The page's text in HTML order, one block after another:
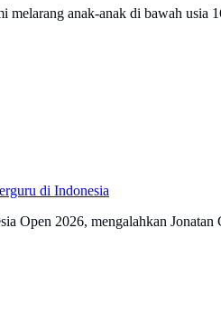
anak-anak di bawah usia
di Indonesia
Open 2026, mengalahkan